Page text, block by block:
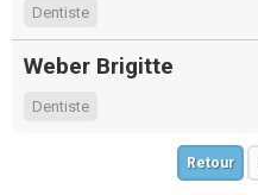
Dentiste
Weber Brigitte
Dentiste
Retour